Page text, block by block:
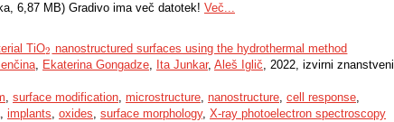
6,87 MB) Gradivo ima več datotek! Več...
TiO2
2 nanostructured surfaces using the hydrothermal method
, Ekaterina Gongadze, Ita Junkar, Aleš Iglič, 2022, izvirni znanstveni
, surface modification, microstructure, nanostructure, cell response,
, implants, oxides, surface morphology, X-ray photoelectron spectroscopy